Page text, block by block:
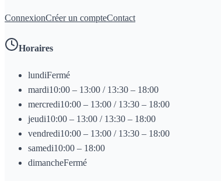
ConnexionCréer un compteContact
Horaires
lundiFermé
mardi10:00 – 13:00 / 13:30 – 18:00
mercredi10:00 – 13:00 / 13:30 – 18:00
jeudi10:00 – 13:00 / 13:30 – 18:00
vendredi10:00 – 13:00 / 13:30 – 18:00
samedi10:00 – 18:00
dimancheFermé